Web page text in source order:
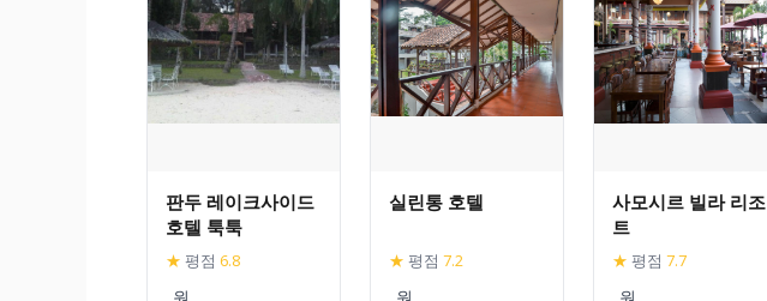
판두 레이크사이드
호텔 툭툭
★ 평점 6.8
실린통 호텔
★ 평점 7.2
사모시르 빌라 리조
트
★ 평점 7.7